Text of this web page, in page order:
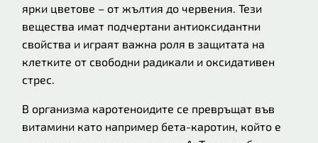
ярки цветове – от жълтия до червения. Тези
вещества имат подчертани антиоксидантни
свойства и играят важна роля в защитата на
клетките от свободни радикали и оксидативен
стрес.
В организма каротеноидите се превръщат във
витамини като например бета-каротин, който е